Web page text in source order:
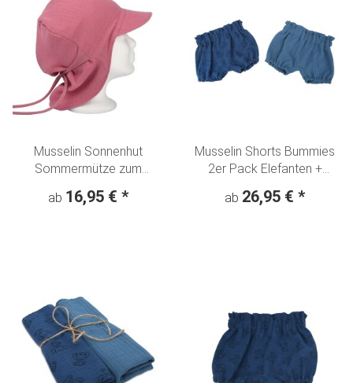
Musselin Sonnenhut
Sommermütze zum
ab 16,95 € *
Musselin Shorts Bummies
2er Pack Elefanten +
ab 26,95 € *